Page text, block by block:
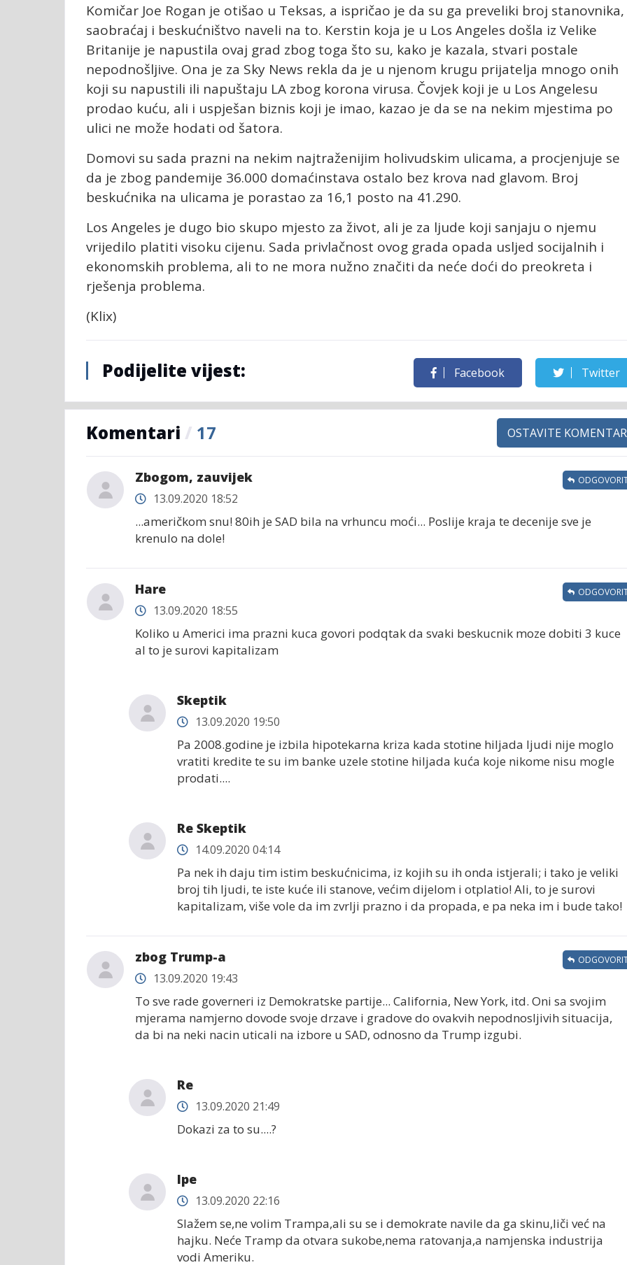
Komičar Joe Rogan je otišao u Teksas, a ispričao je da su ga preveliki broj stanovnika,
saobraćaj i beskućništvo naveli na to. Kerstin koja je u Los Angeles došla iz Velike
Britanije je napustila ovaj grad zbog toga što su, kako je kazala, stvari postale
nepodnošljive. Ona je za Sky News rekla da je u njenom krugu prijatelja mnogo onih
koji su napustili ili napuštaju LA zbog korona virusa. Čovjek koji je u Los Angelesu
prodao kuću, ali i uspješan biznis koji je imao, kazao je da se na nekim mjestima po
ulici ne može hodati od šatora.
Domovi su sada prazni na nekim najtraženijim holivudskim ulicama, a procjenjuje se
da je zbog pandemije 36.000 domaćinstava ostalo bez krova nad glavom. Broj
beskućnika na ulicama je porastao za 16,1 posto na 41.290.
Los Angeles je dugo bio skupo mjesto za život, ali je za ljude koji sanjaju o njemu
vrijedilo platiti visoku cijenu. Sada privlačnost ovog grada opada usljed socijalnih i
ekonomskih problema, ali to ne mora nužno značiti da neće doći do preokreta i
rješenja problema.
(Klix)
Podijelite vijest: Facebook Twitter
Komentari / 17 OSTAVITE KOMENTAR
Zbogom, zauvijek
13.09.2020 18:52
...američkom snu! 80ih je SAD bila na vrhuncu moći... Poslije kraja te decenije sve je
krenulo na dole!
Hare
13.09.2020 18:55
Koliko u Americi ima prazni kuca govori podqtak da svaki beskucnik moze dobiti 3 kuce
al to je surovi kapitalizam
Skeptik
13.09.2020 19:50
Pa 2008.godine je izbila hipotekarna kriza kada stotine hiljada ljudi nije moglo
vratiti kredite te su im banke uzele stotine hiljada kuća koje nikome nisu mogle
prodati....
Re Skeptik
14.09.2020 04:14
Pa nek ih daju tim istim beskućnicima, iz kojih su ih onda istjerali; i tako je veliki
broj tih ljudi, te iste kuće ili stanove, većim dijelom i otplatio! Ali, to je surovi
kapitalizam, više vole da im zvrlji prazno i da propada, e pa neka im i bude tako!
zbog Trump-a
13.09.2020 19:43
To sve rade governeri iz Demokratske partije... California, New York, itd. Oni sa svojim
mjerama namjerno dovode svoje drzave i gradove do ovakvih nepodnosljivih situacija,
da bi na neki nacin uticali na izbore u SAD, odnosno da Trump izgubi.
Re
13.09.2020 21:49
Dokazi za to su....?
Ipe
13.09.2020 22:16
Slažem se,ne volim Trampa,ali su se i demokrate navile da ga skinu,liči već na
hajku. Neće Tramp da otvara sukobe,nema ratovanja,a namjenska industrija
vodi Ameriku.